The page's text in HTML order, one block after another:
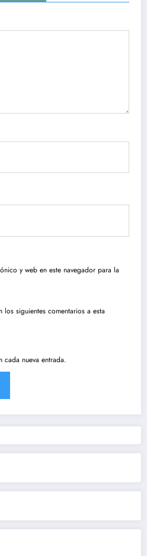
y web en este navegador para la
siguientes comentarios a esta
nueva entrada.